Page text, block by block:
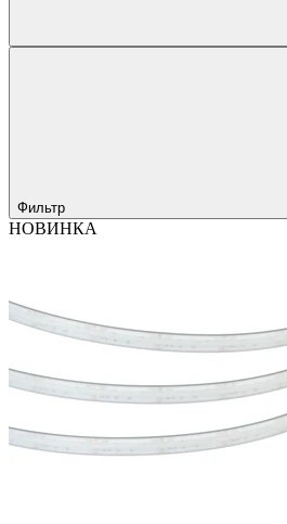
Фильтр
НОВИНКА